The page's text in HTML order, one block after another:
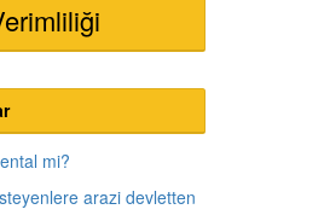
mi?
arazi devletten